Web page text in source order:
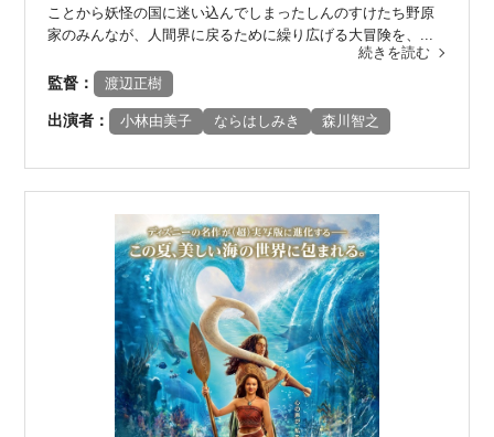
ことから妖怪の国に迷い込んでしまったしんのすけたち野原
家のみんなが、人間界に戻るために繰り広げる大冒険を、...
続きを読む
監督： 渡辺正樹
出演者： 小林由美子 ならはしみき 森川智之